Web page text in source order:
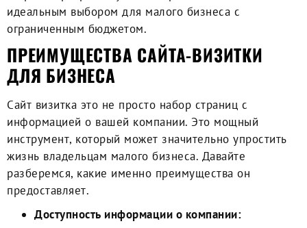
идеальным выбором для малого бизнеса с
ограниченным бюджетом.
ПРЕИМУЩЕСТВА САЙТА-ВИЗИТКИ
ДЛЯ БИЗНЕСА
Сайт визитка это не просто набор страниц с
информацией о вашей компании. Это мощный
инструмент, который может значительно упростить
жизнь владельцам малого бизнеса. Давайте
разберемся, какие именно преимущества он
предоставляет.
Доступность информации о компании: